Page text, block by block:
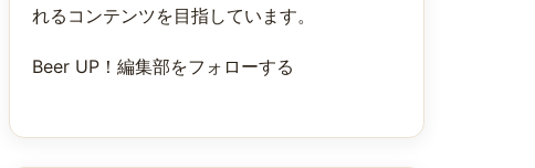
れるコンテンツを目指しています。
Beer UP！編集部をフォローする